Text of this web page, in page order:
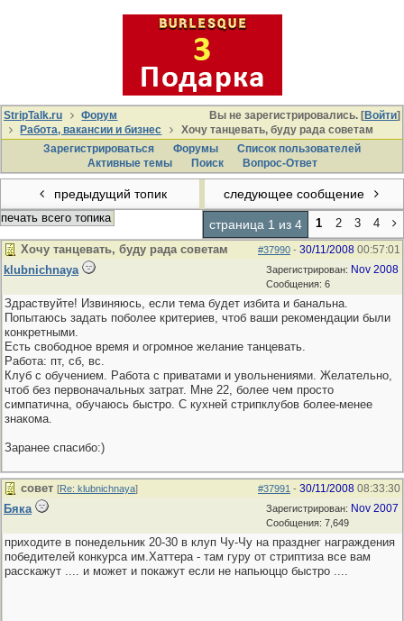
Вы не зарегистрировались. [Войти]
StripTalk.ru
Форум
Работа, вакансии и бизнес
Хочу танцевать, буду рада советам
Зарегистрироваться
Форумы
Список пользователей
Активные темы
Поиcк Вопрос-Ответ
предыдущий топик следующее сообщение
печать всего топика страница 1 из 4 1 2 3 4
#37990 - 30/11/2008 00:57:01
Хочу танцевать, буду рада советам
Зарегистрирован: Nov 2008
Сообщения: 6
klubnichnaya
Здраствуйте! Извиняюсь, если тема будет избита и банальна.
Попытаюсь задать поболее критериев, чтоб ваши рекомендации были
конкретными.
Есть свободное время и огромное желание танцевать.
Работа: пт, сб, вс.
Клуб с обучением. Работа с приватами и увольнениями. Желательно,
чтоб без первоначальных затрат. Мне 22, более чем просто
симпатична, обучаюсь быстро. С кухней стрипклубов более-менее
знакома.
Заранее спасибо:)
#37991 - 30/11/2008 08:33:30
совет [Re: klubnichnaya]
Зарегистрирован: Nov 2007
Сообщения: 7,649
Бяка
приходите в понедельник 20-30 в клуп Чу-Чу на празднег награждения
победителей конкурса им.Хаттера - там гуру от стриптиза все вам
расскажут .... и может и покажут если не напьюццо быстро ....